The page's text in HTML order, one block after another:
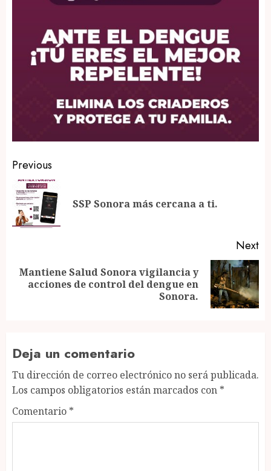
Post
navigation
Previous
SSP Sonora más cercana a ti.
Next
Next
Mantiene Salud Sonora vigilancia y
acciones de control del dengue en
Sonora.
Deja un comentario
Tu dirección de correo electrónico no será publicada.
Los campos obligatorios están marcados con *
Comentario *